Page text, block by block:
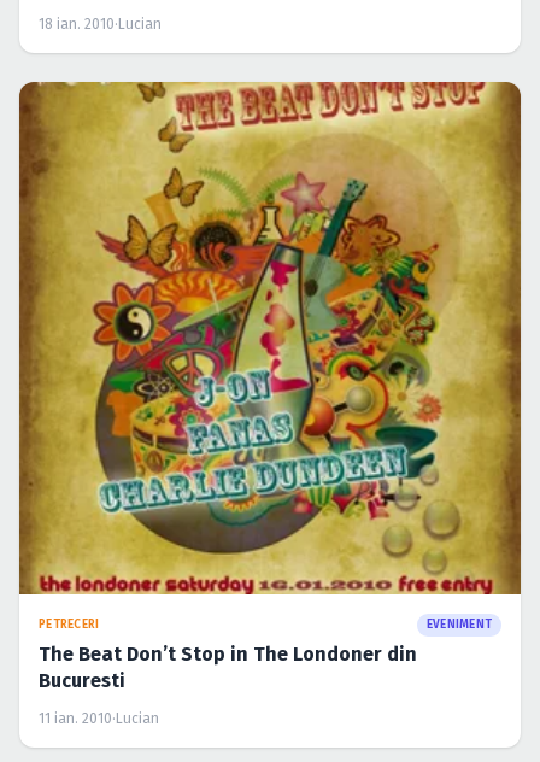
18 ian. 2010· Lucian
PETRECERI EVENIMENT
The Beat Don’t Stop in The Londoner din
Bucuresti
11 ian. 2010· Lucian